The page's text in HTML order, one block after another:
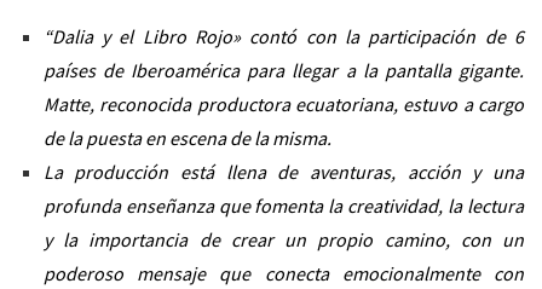
“Dalia y el Libro Rojo» contó con la participación de 6
países de Iberoamérica para llegar a la pantalla gigante.
Matte, reconocida productora ecuatoriana, estuvo a cargo
de la puesta en escena de la misma.
La producción está llena de aventuras, acción y una
profunda enseñanza que fomenta la creatividad, la lectura
y la importancia de crear un propio camino, con un
poderoso mensaje que conecta emocionalmente con